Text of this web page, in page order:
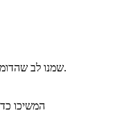
שמנו לב שהדומיין שהזנתם הוא שם דומיין בינלאומי. כדי להמשיך, בחרו את שפת הדומיין הרצויה לכם.
המשיכו